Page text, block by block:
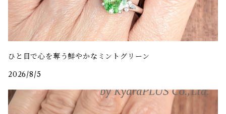
ひと目で心を奪う鮮やかなミントグリーン
2026/8/5